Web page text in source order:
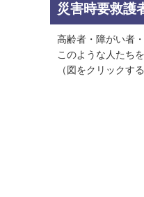
災害時要救護
高齢者・障がい者
このような人たち
（図をクリックす